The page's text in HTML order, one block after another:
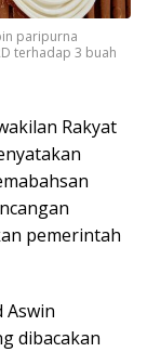
paripurna
terhadap 3 buah
Rakyat
pemerintah
Aswin
dibacakan